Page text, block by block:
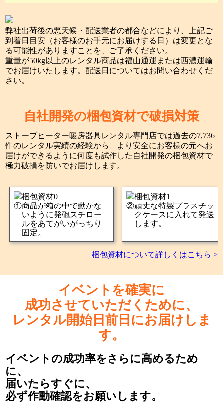
弊社出荷後の悪天候・配送業者の都合などにより、上記ご
到着日目安（お客様のお手元にお届けする日）は変更とな
る可能性がありますことを、ご了承ください。
重量が50kg以上のレンタル商品は福山通運または西濃運輸
でお届けいたします。配送日についてはお問い合わせくだ
さい。
自社開発の梱包資材で破損対策
ストーブヒーター暖房器具レンタル専門店では過去の7,736
件のレンタル実績の経験から、より安全にお客様の元へお
届けができるように何度も試作した自社開発の梱包資材で
極力破損を防いでお届けします。
商品が箱の中で動かな
いように発砲スチロー
ルをあてがいがっちり
固定。
頑丈な特製プラスチッ
クケースに入れて発送
します。
梱包資材について詳しくはこちら >
イベントを確実に
成功させていただくために、
レンタル開始日前日にお届けしま
す。
イベントの成功率をさらに高めるため
に、
届いたらすぐに、
必ず作動確認をお願いします。